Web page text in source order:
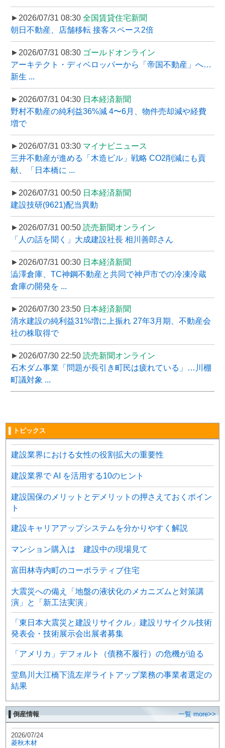
►2026/07/31 08:30 全国賃貸住宅新聞
朝日不動産、店舗移転 接客スペース2倍
►2026/07/31 08:30 ゴールドオンライン
アーキテクト・ディベロッパーから「帝国不動産」へ…
新生 ...
►2026/07/31 04:30 日本経済新聞
野村不動産の純利益36%減 4〜6月、物件売却減や経費
増で
►2026/07/31 03:30 マイナビニュース
三井不動産が進める「木造ビル」戦略 CO2削減にも貢
献、「日本橋に ...
►2026/07/31 00:50 日本経済新聞
建設技研(9621)配当異動
►2026/07/31 00:50 読売新聞オンライン
「人の話を聞く」大成建設社長 相川善郎さん
►2026/07/31 00:30 日本経済新聞
澁澤倉庫、TC神鋼不動産と共同で神戸市での冷凍冷蔵
倉庫の開発を ...
►2026/07/30 23:50 日本経済新聞
清水建設の純利益31%増に上振れ 27年3月期、不動産会
社の株取得で
►2026/07/30 22:50 読売新聞オンライン
石木ダム事業「問題が長引き町民は疲れている」…川棚
町議対象 ...
▌トピックス
建設業界における女性の役割拡大の重要性
建設業界で AI を活用する10のヒント
建設国保のメリットとデメリットの押さえておくポイン
ト
建設キャリアアップシステムを分かりやすく解説
マンション購入は 建設中の現場見て
富田林寺内町のコーポラティブ住宅
大震災への備え「地盤の液状化のメカニズムと対策講
演」と「新工法実演」
「東日本大震災と建設リサイクル」建設リサイクル技術
発表会・技術展示会出展者募集
「アメリカ」デフォルト（債務不履行）の危機が迫る
堂島川大江橋下流左岸ライトアップ業務の事業者選定の
結果
▌倒産情報 一覧 more>>
2026/07/24
菱秋木材